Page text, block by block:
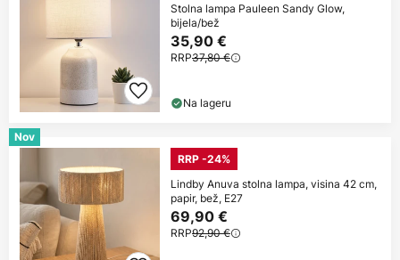
Stolna lampa Pauleen Sandy Glow,
bijela/bež
35,90 €
RRP37,80 €
Na lageru
Nov
RRP -24%
Lindby Anuva stolna lampa, visina 42 cm,
papir, bež, E27
69,90 €
RRP92,90 €